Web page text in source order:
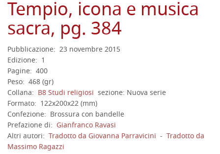
Tempio, icona e musica
sacra, pg. 384
Pubblicazione: 23 novembre 2015
Edizione: 1
Pagine: 400
Peso: 468 (gr)
Collana: B8 Studi religiosi sezione: Nuova serie
Formato: 122x200x22 (mm)
Confezione: Brossura con bandelle
Prefazione di: Gianfranco Ravasi
Altri autori: Tradotto da Giovanna Parravicini - Tradotto da
Massimo Ragazzi